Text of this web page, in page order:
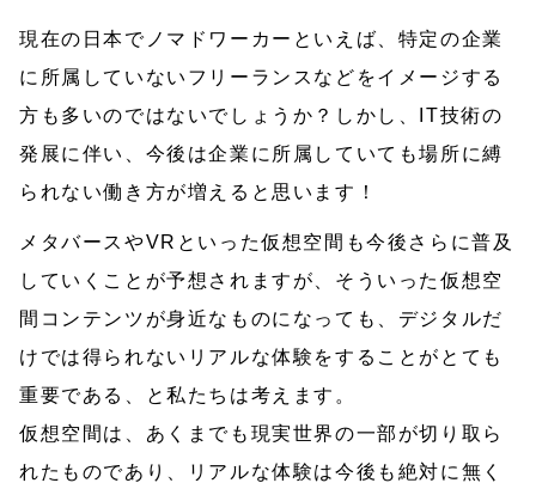
現在の日本でノマドワーカーといえば、特定の企業
に所属していないフリーランスなどをイメージする
方も多いのではないでしょうか？しかし、IT技術の
発展に伴い、今後は企業に所属していても場所に縛
られない働き方が増えると思います！
メタバースやVRといった仮想空間も今後さらに普及
していくことが予想されますが、そういった仮想空
間コンテンツが身近なものになっても、デジタルだ
けでは得られないリアルな体験をすることがとても
重要である、と私たちは考えます。
仮想空間は、あくまでも現実世界の一部が切り取ら
れたものであり、リアルな体験は今後も絶対に無く